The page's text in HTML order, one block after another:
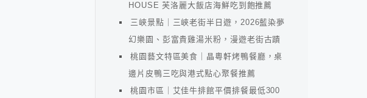
HOUSE 芙洛麗大飯店海鮮吃到飽推薦
三峽景點｜三峽老街半日遊，2026藍染夢
幻樂園、彭富貴雞湯米粉，漫遊老街古蹟
桃園藝文特區美食｜晶粵軒烤鴨餐廳，桌
邊片皮鴨三吃與港式點心聚餐推薦
桃園市區｜艾佳牛排館平價排餐最低300